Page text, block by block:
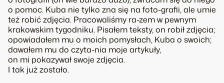
o pomoc. Kuba nie tylko zna się na foto-grafii, ale umie
też robić zdjęcia. Pracowaliśmy ra-zem w pewnym
krakowskim tygodniku. Pisałem teksty, on robił zdjęcia;
opowiadałem mu o moich pomysłach, Kuba o swoich;
dawałem mu do czyta-nia moje artykuły,
on mi pokazywał swoje zdjęcia.
I tak już zostało.